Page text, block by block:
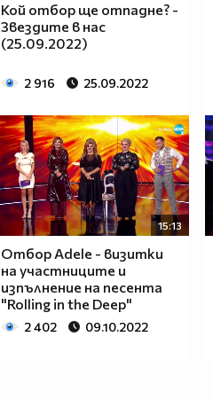
Кой отбор ще отпадне? -
Звездите в нас
(25.09.2022)
2 916 25.09.2022
15:13
Отбор Adele - визитки
на участниците и
изпълнение на песента
"Rolling in the Deep"
2 402 09.10.2022